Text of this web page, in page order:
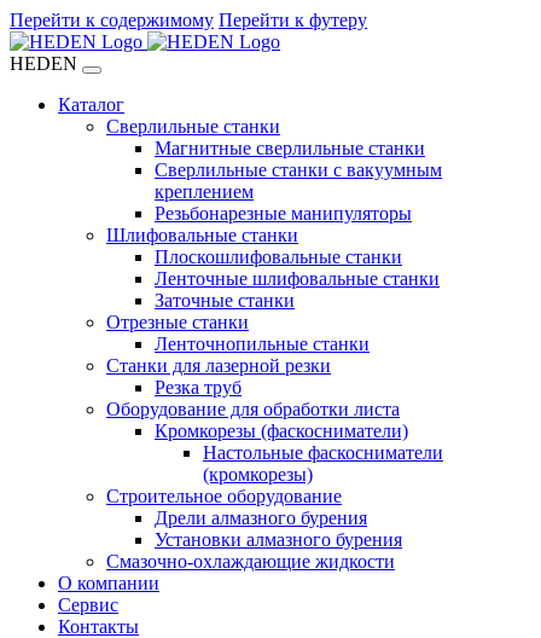
Перейти к содержимому Перейти к футеру
HEDEN
Каталог
Сверлильные станки
Магнитные сверлильные станки
Сверлильные станки с вакуумным
креплением
Резьбонарезные манипуляторы
Шлифовальные станки
Плоскошлифовальные станки
Ленточные шлифовальные станки
Заточные станки
Отрезные станки
Ленточнопильные станки
Станки для лазерной резки
Резка труб
Оборудование для обработки листа
Кромкорезы (фаскосниматели)
Настольные фаскосниматели
(кромкорезы)
Строительное оборудование
Дрели алмазного бурения
Установки алмазного бурения
Смазочно-охлаждающие жидкости
О компании
Сервис
Контакты